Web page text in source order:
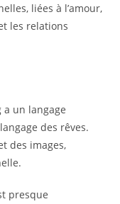
liées à l’amour,
les relations
a un langage
des rêves.
des images,
presque